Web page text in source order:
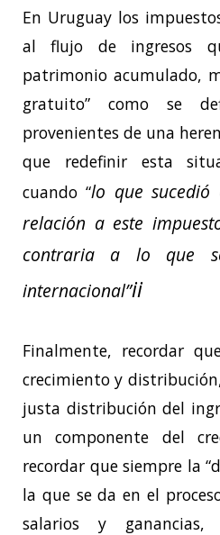
En Uruguay los
al flujo de ingresos
patrimonio acumulado,
gratuito” como se
provenientes de una
que redefinir esta
cuando “lo que sucedió
relación a este
contraria a lo que
internacional”ii
Finalmente, recordar
crecimiento y
justa distribución del
un componente del
recordar que siempre la
la que se da en el
salarios y